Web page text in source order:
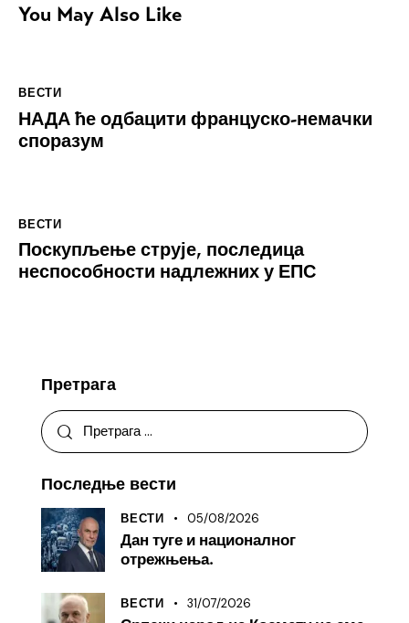
You May Also Like
ВЕСТИ
НАДА ће одбацити француско-немачки
споразум
ВЕСТИ
Поскупљење струје, последица
неспособности надлежних у ЕПС
Претрага
Последње вести
ВЕСТИ 05/08/2026
Дан туге и националног
отрежњења.
ВЕСТИ 31/07/2026